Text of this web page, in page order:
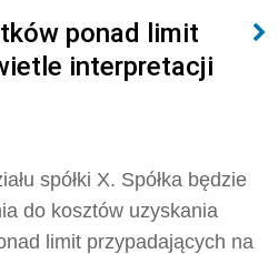
ponad limit
interpretacji
spółki X. Spółka będzie
do kosztów uzyskania
limit przypadających na